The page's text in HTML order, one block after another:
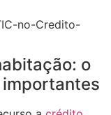
no-Credito-
o
importantes